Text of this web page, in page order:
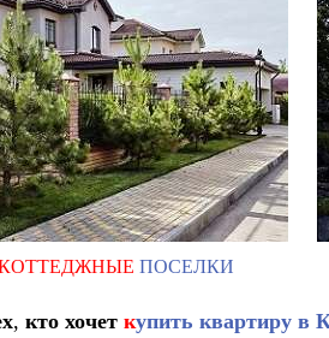
ПОСЕЛКИ
, кто хочет купить квартиру в